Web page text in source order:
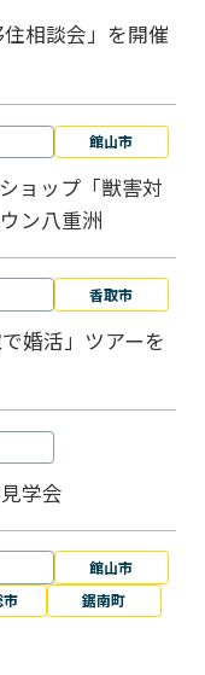
相談会」を開催
館山市
ョップ「獣害対
ン八重洲
香取市
婚活」ツアーを
学会
館山市
市 鋸南町